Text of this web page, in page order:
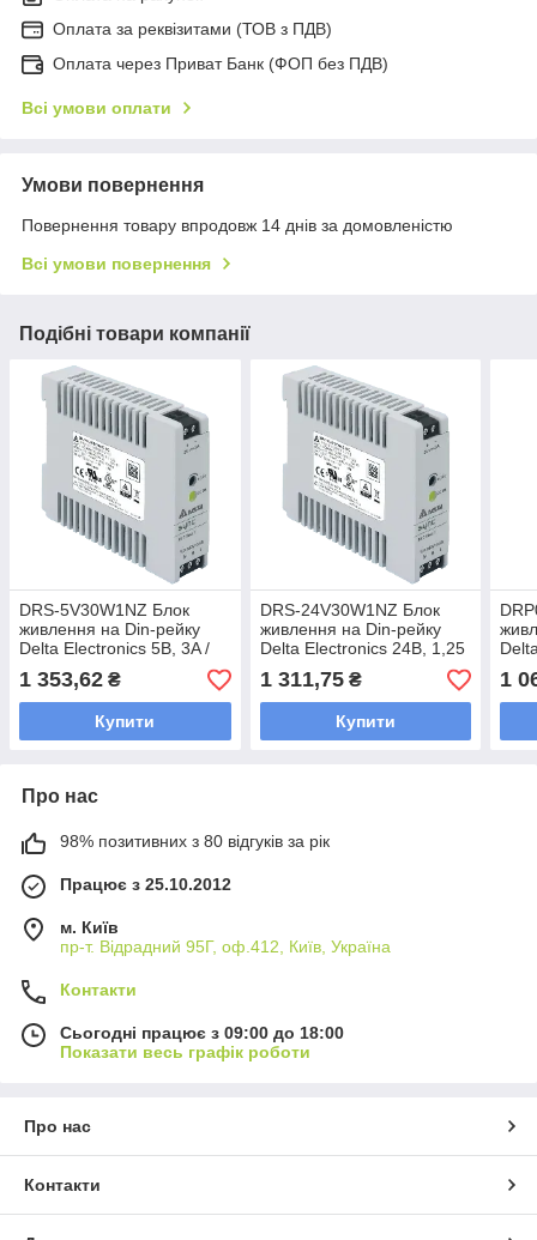
Оплата за реквізитами (ТОВ з ПДВ)
Оплата через Приват Банк (ФОП без ПДВ)
Всі умови оплати
Умови повернення
Повернення товару впродовж 14 днів за домовленістю
Всі умови повернення
Подібні товари компанії
DRS-5V30W1NZ Блок
живлення на Din-рейку
Delta Electronics 5В, 3A /
аналог HDR-15-5, MDR-
20-5 Mean well
1 353,62 ₴
Купити
DRS-24V30W1NZ Блок
живлення на Din-рейку
Delta Electronics 24В, 1,25
A / аналог HDR-30-24,
MDR-40-24 Mean well
1 311,75₴
Купити
/
40-
1
Про нас
98% позитивних з 80 відгуків за рік
Працює з 25.10.2012
м. Київ
пр-т. Відрадний 95Г, оф.412, Київ, Україна
Контакти
Сьогодні працює з 09:00 до 18:00
Показати весь графік роботи
Про нас
Контакти